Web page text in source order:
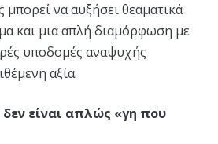
μπορεί να αυξήσει θεαματικά
και μια απλή διαμόρφωση με
υποδομές αναψυχής
αξία.
είναι απλώς «γη που